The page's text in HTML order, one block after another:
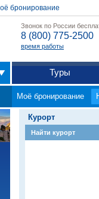
бронирование
Звонок по России
8 (800) 775-2500
время работы
Туры
Моё бронирование
Курорт
Найти курорт